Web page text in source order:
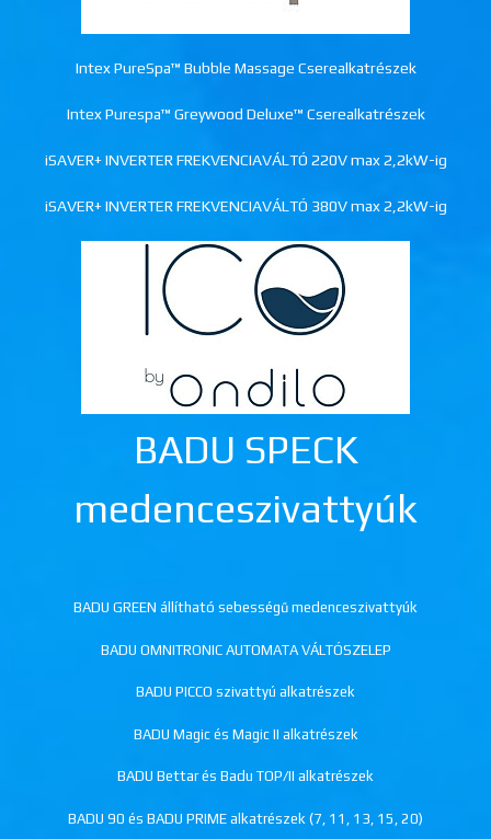
Intex PureSpa™ Bubble Massage Cserealkatrészek
Intex Purespa™ Greywood Deluxe™ Cserealkatrészek
iSAVER+ INVERTER FREKVENCIAVÁLTÓ 220V max 2,2kW-ig
iSAVER+ INVERTER FREKVENCIAVÁLTÓ 380V max 2,2kW-ig
BADU SPECK
medenceszivattyúk
BADU GREEN állítható sebességű medenceszivattyúk
BADU OMNITRONIC AUTOMATA VÁLTÓSZELEP
BADU PICCO szivattyú alkatrészek
BADU Magic és Magic II alkatrészek
BADU Bettar és Badu TOP/II alkatrészek
BADU 90 és BADU PRIME alkatrészek (7, 11, 13, 15, 20)